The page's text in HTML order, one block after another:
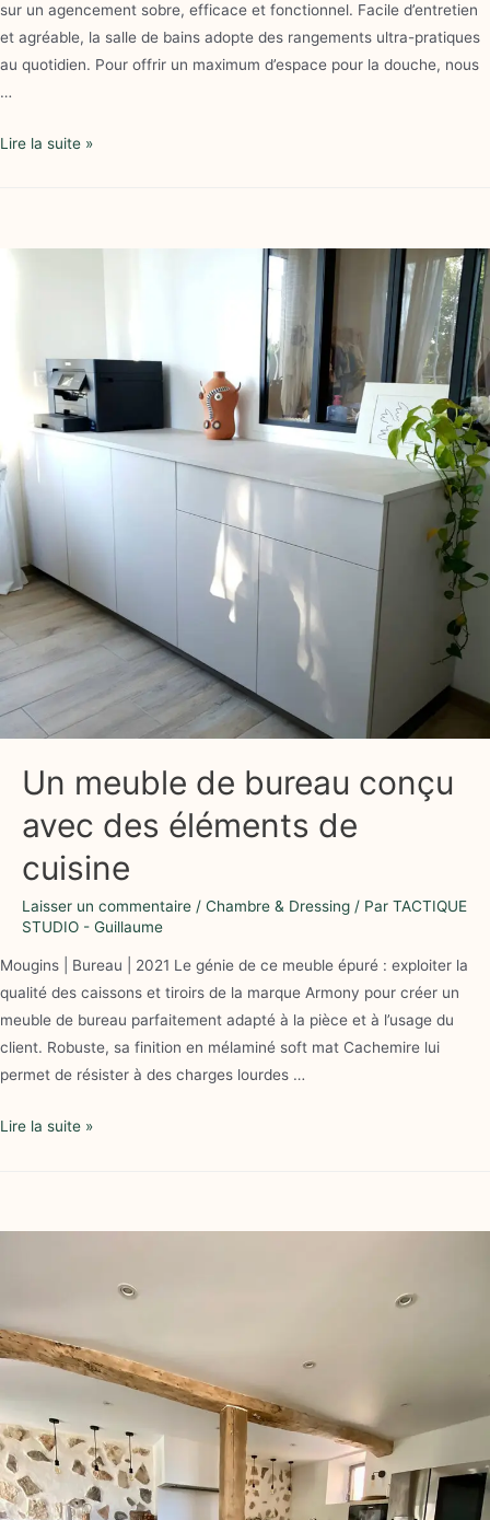
sur un agencement sobre, efficace et fonctionnel. Facile d’entretien
et agréable, la salle de bains adopte des rangements ultra-pratiques
au quotidien. Pour offrir un maximum d’espace pour la douche, nous
…
Lire la suite »
Un meuble de bureau conçu
avec des éléments de
cuisine
Laisser un commentaire / Chambre & Dressing / Par TACTIQUE
STUDIO - Guillaume
Mougins | Bureau | 2021 Le génie de ce meuble épuré : exploiter la
qualité des caissons et tiroirs de la marque Armony pour créer un
meuble de bureau parfaitement adapté à la pièce et à l’usage du
client. Robuste, sa finition en mélaminé soft mat Cachemire lui
permet de résister à des charges lourdes …
Lire la suite »